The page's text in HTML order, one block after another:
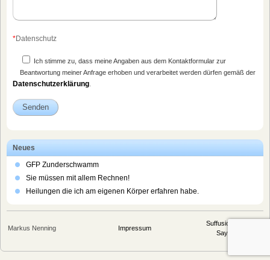
*Datenschutz
Ich stimme zu, dass meine Angaben aus dem Kontaktformular zur
Beantwortung meiner Anfrage erhoben und verarbeitet werden dürfen gemäß der
Datenschutzerklärung.
Neues
GFP Zunderschwamm
Sie müssen mit allem Rechnen!
Heilungen die ich am eigenen Körper erfahren habe.
Markus Nenning Impressum
Suffusion theme by
Sayontan Sinha